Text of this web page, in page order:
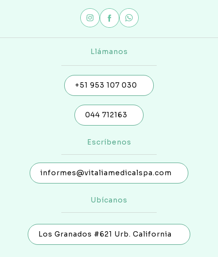
Llámanos
+51 953 107 030
044 712163
Escríbenos
informes@vitaliamedicalspa.com
Ubícanos
Los Granados #621 Urb. California